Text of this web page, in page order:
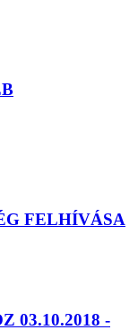
FELHÍVÁSA
03.10.2018 -